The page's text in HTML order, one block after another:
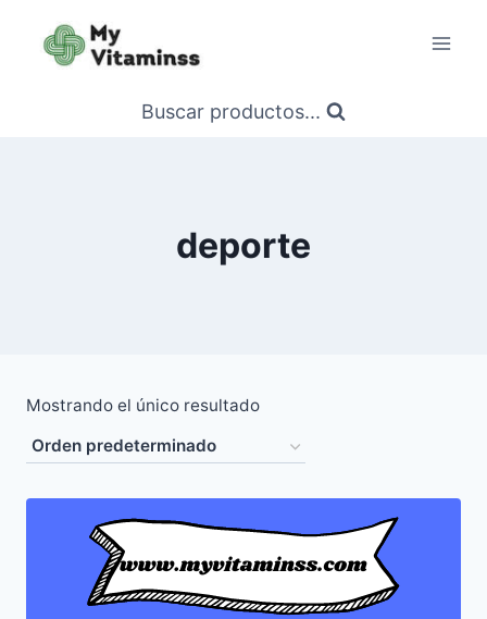
contenido
Buscar productos...
deporte
Mostrando el único resultado